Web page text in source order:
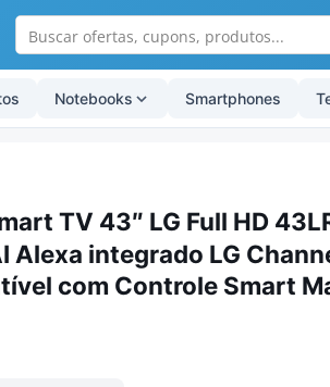
Notebooks Smartphones
TV 43″ LG Full HD
Alexa integrado LG
com Controle Smart